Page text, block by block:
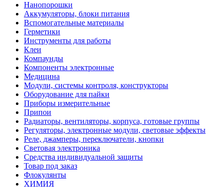
Нанопорошки
Аккумуляторы, блоки питания
Вспомогательные материалы
Герметики
Инструменты для работы
Клеи
Компаунды
Компоненты электронные
Медицина
Модули, системы контроля, конструкторы
Оборудование для пайки
Приборы измерительные
Припои
Радиаторы, вентиляторы, корпуса, готовые группы
Регуляторы, электронные модули, световые эффекты
Реле, джамперы, переключатели, кнопки
Световая электроника
Средства индивидуальной защиты
Товар под заказ
Флокулянты
ХИМИЯ